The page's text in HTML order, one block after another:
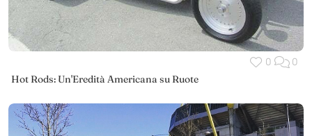
0 0
Hot Rods: Un'Eredità Americana su Ruote